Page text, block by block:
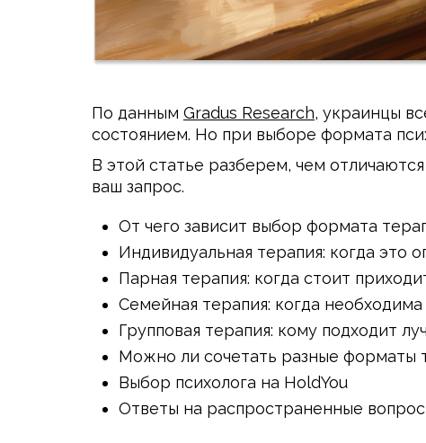
По данным Gradus Research, украинцы
состоянием. Но при выборе формата
В этой статье разберем, чем
ваш запрос.
От чего зависит выбор формата
Индивидуальная терапия: когда это
Парная терапия: когда стоит
Семейная терапия: когда необходима
Групповая терапия: кому подходит
Можно ли сочетать разные форматы
Выбор психолога на HoldYou
Ответы на распространенные